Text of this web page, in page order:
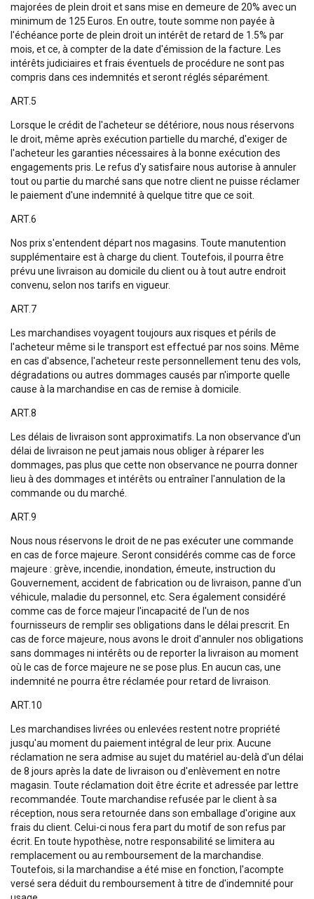
majorées de plein droit et sans mise en demeure de 20% avec un
minimum de 125 Euros. En outre, toute somme non payée à
l'échéance porte de plein droit un intérêt de retard de 1.5% par
mois, et ce, à compter de la date d'émission de la facture. Les
intérêts judiciaires et frais éventuels de procédure ne sont pas
compris dans ces indemnités et seront réglés séparément.
ART.5
Lorsque le crédit de l'acheteur se détériore, nous nous réservons
le droit, même après exécution partielle du marché, d'exiger de
l'acheteur les garanties nécessaires à la bonne exécution des
engagements pris. Le refus d'y satisfaire nous autorise à annuler
tout ou partie du marché sans que notre client ne puisse réclamer
le paiement d'une indemnité à quelque titre que ce soit.
ART.6
Nos prix s'entendent départ nos magasins. Toute manutention
supplémentaire est à charge du client. Toutefois, il pourra être
prévu une livraison au domicile du client ou à tout autre endroit
convenu, selon nos tarifs en vigueur.
ART.7
Les marchandises voyagent toujours aux risques et périls de
l'acheteur même si le transport est effectué par nos soins. Même
en cas d'absence, l'acheteur reste personnellement tenu des vols,
dégradations ou autres dommages causés par n'importe quelle
cause à la marchandise en cas de remise à domicile.
ART.8
Les délais de livraison sont approximatifs. La non observance d'un
délai de livraison ne peut jamais nous obliger à réparer les
dommages, pas plus que cette non observance ne pourra donner
lieu à des dommages et intérêts ou entraîner l'annulation de la
commande ou du marché.
ART.9
Nous nous réservons le droit de ne pas exécuter une commande
en cas de force majeure. Seront considérés comme cas de force
majeure : grève, incendie, inondation, émeute, instruction du
Gouvernement, accident de fabrication ou de livraison, panne d'un
véhicule, maladie du personnel, etc. Sera également considéré
comme cas de force majeur l'incapacité de l'un de nos
fournisseurs de remplir ses obligations dans le délai prescrit. En
cas de force majeure, nous avons le droit d'annuler nos obligations
sans dommages ni intérêts ou de reporter la livraison au moment
où le cas de force majeure ne se pose plus. En aucun cas, une
indemnité ne pourra être réclamée pour retard de livraison.
ART.10
Les marchandises livrées ou enlevées restent notre propriété
jusqu'au moment du paiement intégral de leur prix. Aucune
réclamation ne sera admise au sujet du matériel au-delà d'un délai
de 8 jours après la date de livraison ou d'enlèvement en notre
magasin. Toute réclamation doit être écrite et adressée par lettre
recommandée. Toute marchandise refusée par le client à sa
réception, nous sera retournée dans son emballage d'origine aux
frais du client. Celui-ci nous fera part du motif de son refus par
écrit. En toute hypothèse, notre responsabilité se limitera au
remplacement ou au remboursement de la marchandise.
Toutefois, si la marchandise a été mise en fonction, l'acompte
versé sera déduit du remboursement à titre de d'indemnité pour